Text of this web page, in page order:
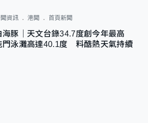
資訊 港聞 首頁新聞
海豚｜天文台錄34.7度創今年最高
門泳灘高達40.1度 料酷熱天氣持續